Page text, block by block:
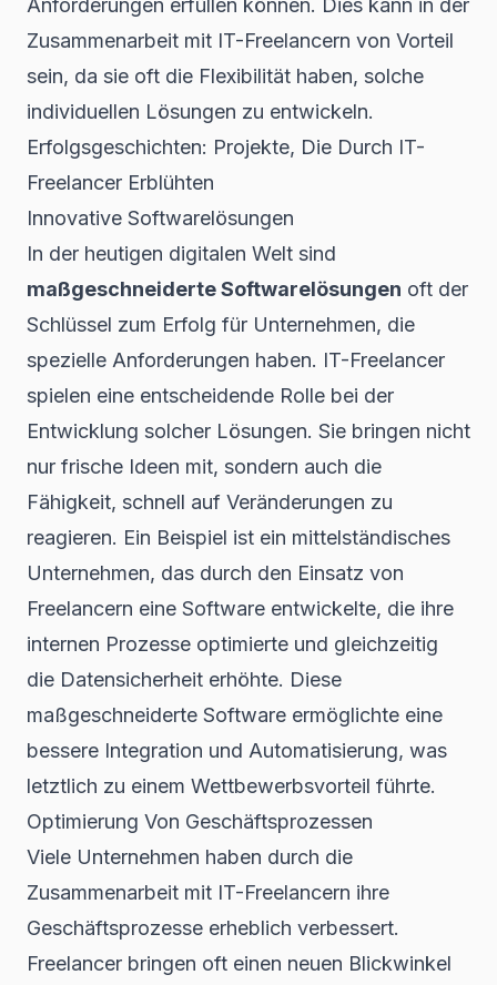
Anforderungen erfüllen können. Dies kann in der
Zusammenarbeit mit IT-Freelancern von Vorteil
sein, da sie oft die Flexibilität haben, solche
individuellen Lösungen zu entwickeln.
Erfolgsgeschichten: Projekte, Die Durch IT-
Freelancer Erblühten
Innovative Softwarelösungen
In der heutigen digitalen Welt sind
maßgeschneiderte Softwarelösungen oft der
Schlüssel zum Erfolg für Unternehmen, die
spezielle Anforderungen haben. IT-Freelancer
spielen eine entscheidende Rolle bei der
Entwicklung solcher Lösungen. Sie bringen nicht
nur frische Ideen mit, sondern auch die
Fähigkeit, schnell auf Veränderungen zu
reagieren. Ein Beispiel ist ein mittelständisches
Unternehmen, das durch den Einsatz von
Freelancern eine Software entwickelte, die ihre
internen Prozesse optimierte und gleichzeitig
die Datensicherheit erhöhte. Diese
maßgeschneiderte Software ermöglichte eine
bessere Integration und Automatisierung, was
letztlich zu einem Wettbewerbsvorteil führte.
Optimierung Von Geschäftsprozessen
Viele Unternehmen haben durch die
Zusammenarbeit mit IT-Freelancern ihre
Geschäftsprozesse erheblich verbessert.
Freelancer bringen oft einen neuen Blickwinkel